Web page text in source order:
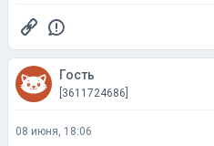
Гость
[3611724686]
08 июня, 18:06